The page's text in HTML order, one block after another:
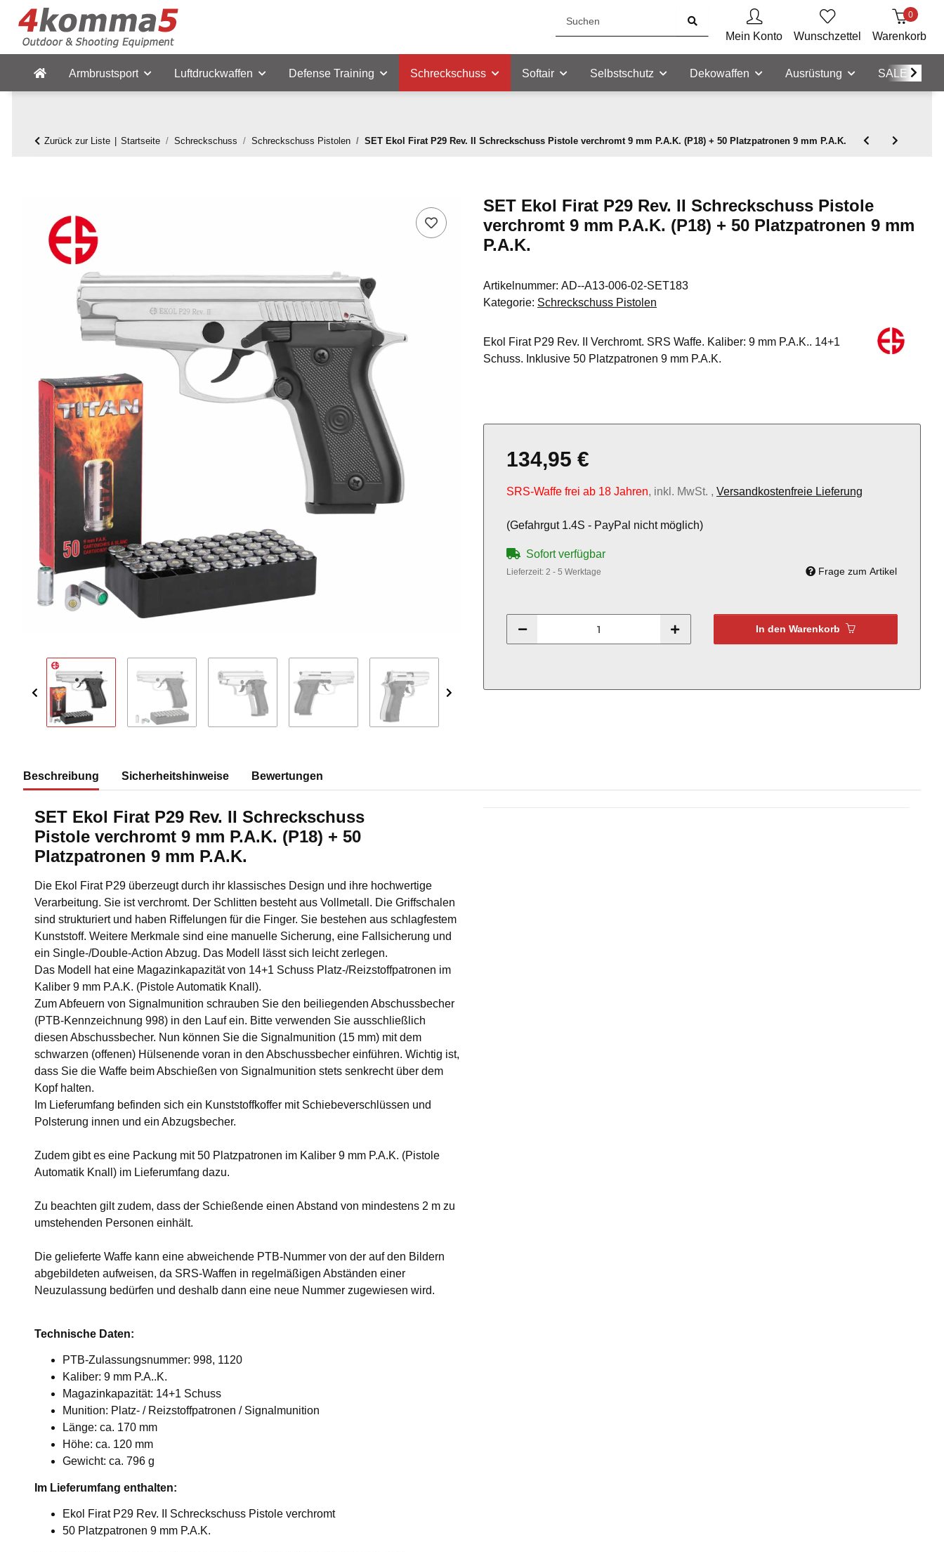
Mein Konto Wunschzettel
0
Warenkorb
Armbrustsport Luftdruckwaffen Defense Training Schreckschuss Softair Selbstschutz Dekowaffen Ausrüstung SALE
Zurück zur Liste Startseite Schreckschuss Schreckschuss Pistolen SET Ekol Firat P29 Rev. II Schreckschuss Pistole verchromt 9 mm P.A.K. (P18) + 50 Platzpatronen 9 mm P.A.K.
SET Ekol Firat P29 Rev. II Schreckschuss Pistole
verchromt 9 mm P.A.K. (P18) + 50 Platzpatronen 9 mm
P.A.K.
Artikelnummer: AD--A13-006-02-SET183
Kategorie: Schreckschuss Pistolen
Ekol Firat P29 Rev. II Verchromt. SRS Waffe. Kaliber: 9 mm P.A.K.. 14+1
Schuss. Inklusive 50 Platzpatronen 9 mm P.A.K.
134,95 €
SRS-Waffe frei ab 18 Jahren, inkl. MwSt. , Versandkostenfreie Lieferung
(Gefahrgut 1.4S - PayPal nicht möglich)
Sofort verfügbar
Lieferzeit: 2 - 5 Werktage Frage zum Artikel
In den Warenkorb
Beschreibung Sicherheitshinweise Bewertungen
SET Ekol Firat P29 Rev. II Schreckschuss
Pistole verchromt 9 mm P.A.K. (P18) + 50
Platzpatronen 9 mm P.A.K.
Die Ekol Firat P29 überzeugt durch ihr klassisches Design und ihre hochwertige
Verarbeitung. Sie ist verchromt. Der Schlitten besteht aus Vollmetall. Die Griffschalen
sind strukturiert und haben Riffelungen für die Finger. Sie bestehen aus schlagfestem
Kunststoff. Weitere Merkmale sind eine manuelle Sicherung, eine Fallsicherung und
ein Single-/Double-Action Abzug. Das Modell lässt sich leicht zerlegen.
Das Modell hat eine Magazinkapazität von 14+1 Schuss Platz-/Reizstoffpatronen im
Kaliber 9 mm P.A.K. (Pistole Automatik Knall).
Zum Abfeuern von Signalmunition schrauben Sie den beiliegenden Abschussbecher
(PTB-Kennzeichnung 998) in den Lauf ein. Bitte verwenden Sie ausschließlich
diesen Abschussbecher. Nun können Sie die Signalmunition (15 mm) mit dem
schwarzen (offenen) Hülsenende voran in den Abschussbecher einführen. Wichtig ist,
dass Sie die Waffe beim Abschießen von Signalmunition stets senkrecht über dem
Kopf halten.
Im Lieferumfang befinden sich ein Kunststoffkoffer mit Schiebeverschlüssen und
Polsterung innen und ein Abzugsbecher.
Zudem gibt es eine Packung mit 50 Platzpatronen im Kaliber 9 mm P.A.K. (Pistole
Automatik Knall) im Lieferumfang dazu.
Zu beachten gilt zudem, dass der Schießende einen Abstand von mindestens 2 m zu
umstehenden Personen einhält.
Die gelieferte Waffe kann eine abweichende PTB-Nummer von der auf den Bildern
abgebildeten aufweisen, da SRS-Waffen in regelmäßigen Abständen einer
Neuzulassung bedürfen und deshalb dann eine neue Nummer zugewiesen wird.
Technische Daten:
PTB-Zulassungsnummer: 998, 1120
Kaliber: 9 mm P.A..K.
Magazinkapazität: 14+1 Schuss
Munition: Platz- / Reizstoffpatronen / Signalmunition
Länge: ca. 170 mm
Höhe: ca. 120 mm
Gewicht: ca. 796 g
Im Lieferumfang enthalten:
Ekol Firat P29 Rev. II Schreckschuss Pistole verchromt
50 Platzpatronen 9 mm P.A.K.